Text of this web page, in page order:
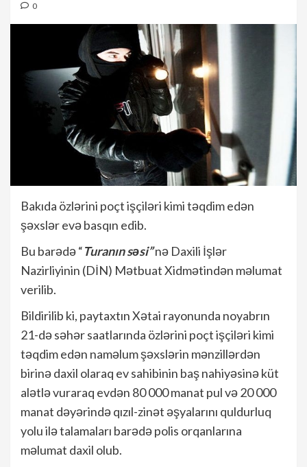
0
Bakıda özlərini poçt işçiləri kimi təqdim edən
şəxslər evə basqın edib.
Bu barədə “Turanın səsi”nə Daxili İşlər
Nazirliyinin (DİN) Mətbuat Xidmətindən məlumat
verilib.
Bildirilib ki, paytaxtın Xətai rayonunda noyabrın
21-də səhər saatlarında özlərini poçt işçiləri kimi
təqdim edən naməlum şəxslərin mənzillərdən
birinə daxil olaraq ev sahibinin baş nahiyəsinə küt
alətlə vuraraq evdən 80 000 manat pul və 20 000
manat dəyərində qızıl-zinət əşyalarını quldurluq
yolu ilə talamaları barədə polis orqanlarına
məlumat daxil olub.